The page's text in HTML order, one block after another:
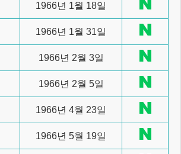
1966년 1월 18일
1966년 1월 31일
1966년 2월 3일
1966년 2월 5일
1966년 4월 23일
1966년 5월 19일